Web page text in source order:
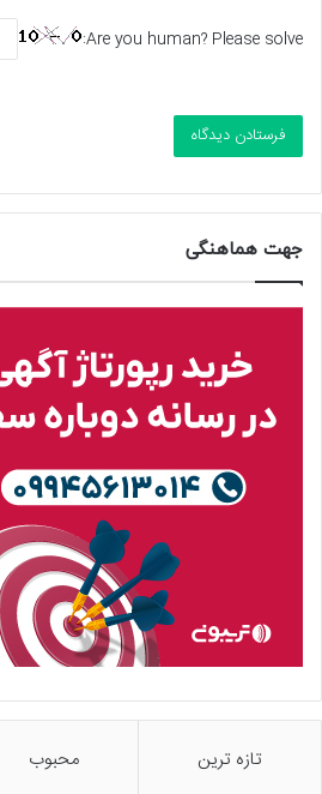
Are you human? Please solve:
جهت هماهنگی
تازه ترین محبوب